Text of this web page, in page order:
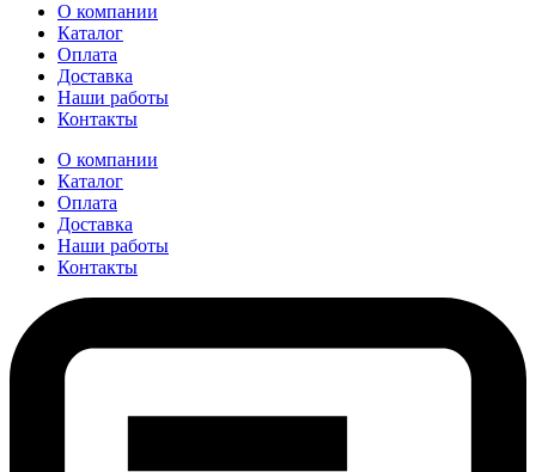
О компании
Каталог
Оплата
Доставка
Наши работы
Контакты
О компании
Каталог
Оплата
Доставка
Наши работы
Контакты